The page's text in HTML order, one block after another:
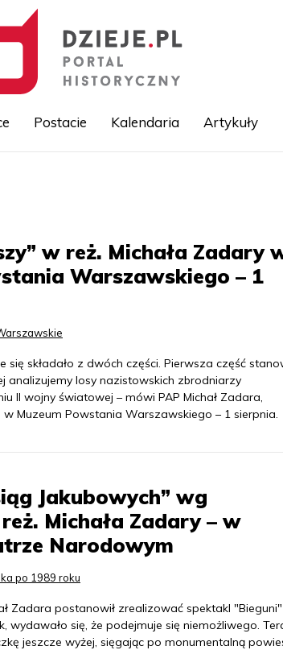
Postacie Kalendaria Artykuły
w reż. Michała Zadary
Warszawskiego – 1
się składało z dwóch części. Pierwsza część
analizujemy losy nazistowskich zbrodniarzy
II wojny światowej – mówi PAP Michał Zadara,
w Muzeum Powstania Warszawskiego – 1 sierpnia.
Jakubowych” wg
Michała Zadary – w
Narodowym
po 1989 roku
Zadara postanowił zrealizować spektakl "Bieguni"
wydawało się, że podejmuje się niemożliwego.
jeszcze wyżej, sięgając po monumentalną